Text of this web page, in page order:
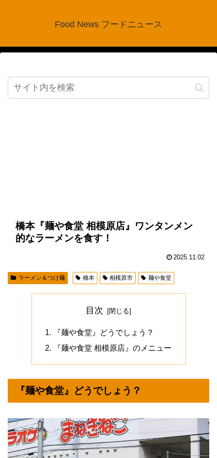
Food News フードニュース
橋本『麺や食堂 相模原店』ワンタンメン
的なラーメンを食す！
2025.11.02
ラーメン＆つけ麺 橋本 相模原市 麺や食堂
目次
『麺や食堂』どうでしょう？
『麺や食堂 相模原店』のメニュー
『麺や食堂』どうでしょう？